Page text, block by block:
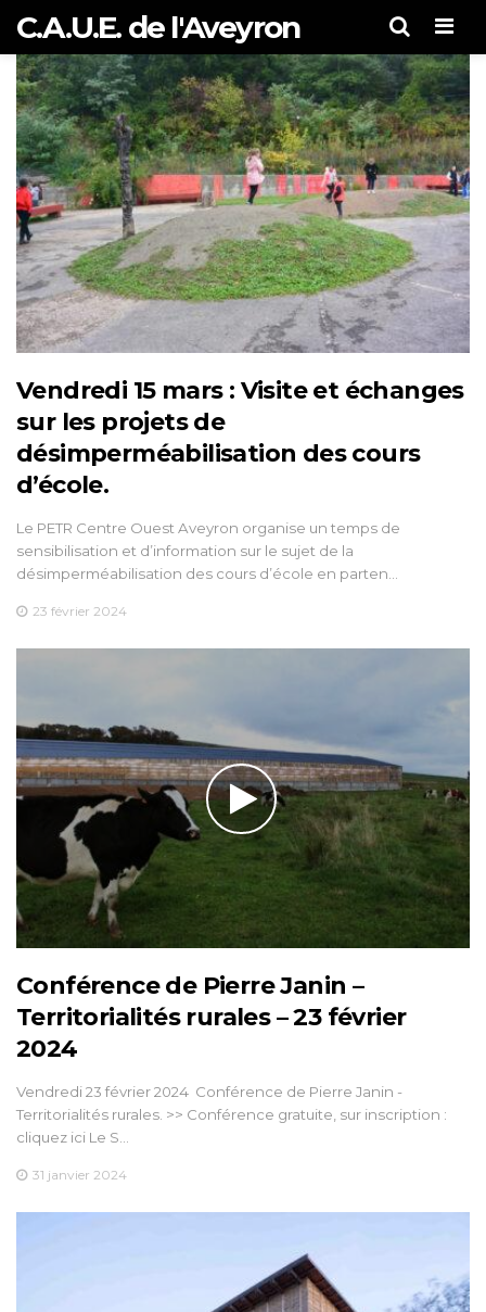
C.A.U.E. de l'Aveyron
Vendredi 15 mars : Visite et échanges
sur les projets de
désimperméabilisation des cours
d’école.
Le PETR Centre Ouest Aveyron organise un temps de
sensibilisation et d’information sur le sujet de la
désimperméabilisation des cours d’école en parten…
23 février 2024
Conférence de Pierre Janin –
Territorialités rurales – 23 février
2024
Vendredi 23 février 2024 ­ Conférence de Pierre Janin -
Territorialités rurales. >> Conférence gratuite, sur inscription :
cliquez ici Le S…
31 janvier 2024